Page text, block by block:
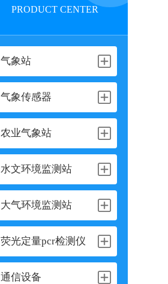
PRODUCT CENTER
气象站
气象传感器
农业气象站
水文环境监测站
大气环境监测站
荧光定量pcr检测仪
通信设备